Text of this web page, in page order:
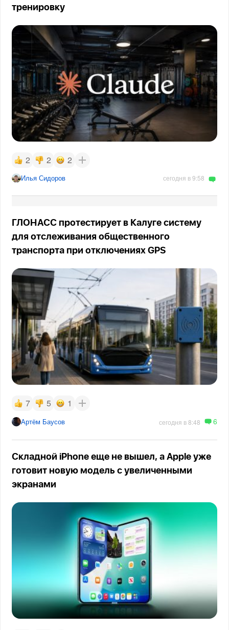
тренировку
2 2 2
Илья Сидоров сегодня в 9:58
ГЛОНАСС протестирует в Калуге систему
для отслеживания общественного
транспорта при отключениях GPS
7 5 1
Артём Баусов сегодня в 8:48 6
Складной iPhone еще не вышел, а Apple уже
готовит новую модель с увеличенными
экранами